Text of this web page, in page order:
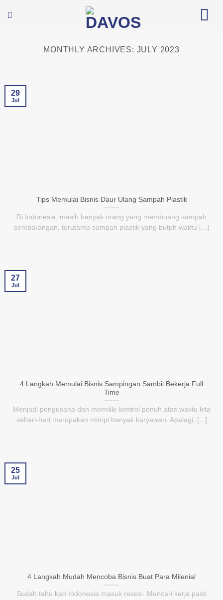
MONTHLY ARCHIVES: JULY 2023
Tips Memulai Bisnis Daur Ulang Sampah Plastik
Di Indonesia, masih banyak orang yang membuang sampah
sembarangan, terutama sampah plastik yang butuh waktu [...]
29
Jul
4 Langkah Memulai Bisnis Sampingan Sambil Bekerja Full
Time
Menjadi pengusaha dan memiliki kontrol penuh atas waktu kita
sehari-hari merupakan mimpi banyak karyawan. Apalagi, [...]
27
Jul
4 Langkah Mudah Mencoba Bisnis Buat Para Milenial
Sudah tahu kan Indonesia masuk resesi. Mencari kerja pasti
25
Jul